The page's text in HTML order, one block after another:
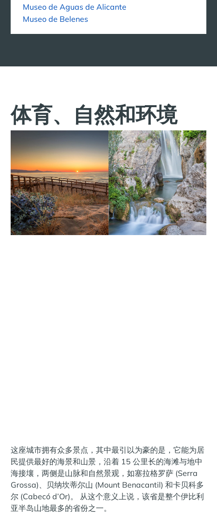
Museo de Aguas de Alicante
Museo de Belenes
体育、自然和环境
这座城市拥有众多景点，其中最引以为豪的是，它能为居
民提供最好的海景和山景，沿着 15 公里长的海滩与地中
海接壤，两侧是山脉和自然景观，如塞拉格罗萨 (Serra
Grossa)、贝纳坎蒂尔山 (Mount Benacantil) 和卡贝科多
尔 (Cabecó d’Or)。 从这个意义上说，该省是整个伊比利
亚半岛山地最多的省份之一。